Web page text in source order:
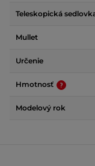
Teleskopická
Mullet
Určenie
Hmotnosť
Modelový rok